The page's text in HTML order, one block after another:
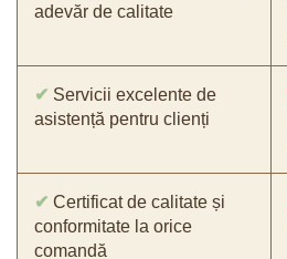
adevăr de calitate
✔ Servicii excelente de
asistență pentru clienți
✔ Certificat de calitate și
conformitate la orice
comandă